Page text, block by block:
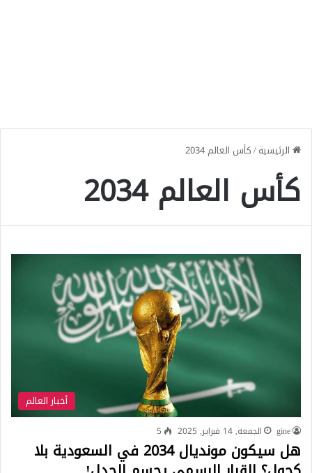
الرئيسية/كأس العالم 2034
كأس العالم 2034
أخبار العالم
gine الجمعة, 14 فبراير, 2025 5
هل سيكون مونديال 2034 في السعودية بلا